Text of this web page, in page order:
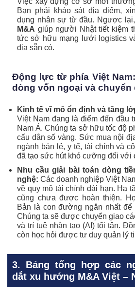
Bạn phải khảo sát địa điểm,
dụng nhân sự từ đầu. Ngược
M&A giúp người Nhật tiết kiệm
tức sở hữu mạng lưới logistics
địa sẵn có.
Động lực từ phía Việt
dòng vốn ngoại và chuyển
Kinh tế vĩ mô ổn định và tầng
Việt Nam đang là điểm đến đầu
Nam Á. Chúng ta sở hữu tốc độ
cấu dân số vàng. Sức mua nội
ngành bán lẻ, y tế, tài chính và
đã tạo sức hút khó cưỡng đối với
Nhu cầu giải bài toán dòng
nghệ: Các doanh nghiệp Việt
về quy mô tài chính dài hạn. Hạ
cũng chưa được hoàn thiện.
Bản là con đường ngắn nhất để
Chúng ta sẽ được chuyển giao
và trí tuệ nhân tạo (AI) tối tân.
còn học hỏi được tư duy quản lý
3. Bảng tổng hợp các
dắt xu hướng M&A Việt –